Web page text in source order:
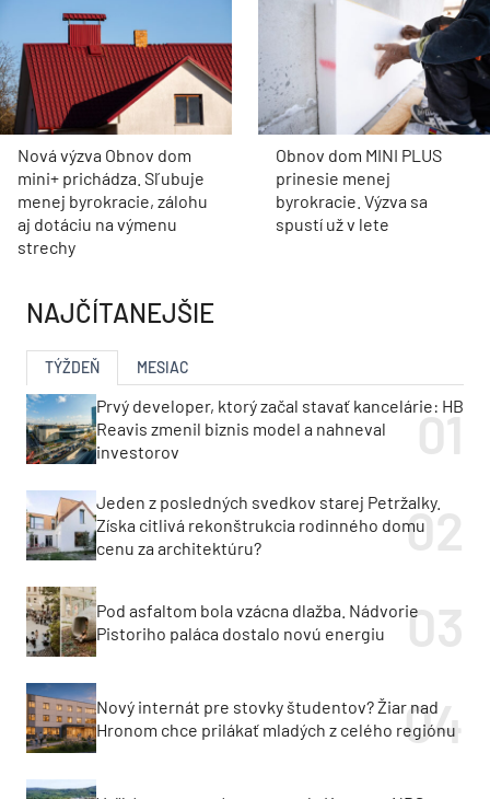
Nová výzva Obnov dom
mini+ prichádza. Sľubuje
menej byrokracie, zálohu
aj dotáciu na výmenu
strechy
Obnov dom MINI PLUS
prinesie menej
byrokracie. Výzva sa
spustí už v lete
NAJČÍTANEJŠIE
TÝŽDEŇ MESIAC
Prvý developer, ktorý začal stavať kancelárie: HB
Reavis zmenil biznis model a nahneval
investorov
Jeden z posledných svedkov starej Petržalky.
Získa citlivá rekonštrukcia rodinného domu
cenu za architektúru?
Pod asfaltom bola vzácna dlažba. Nádvorie
Pistoriho paláca dostalo novú energiu
Nový internát pre stovky študentov? Žiar nad
Hronom chce prilákať mladých z celého regiónu